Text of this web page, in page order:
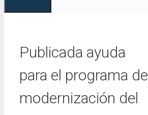
Publicada ayuda
para el programa de
modernización del